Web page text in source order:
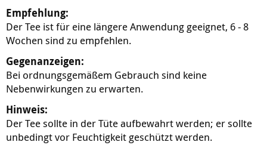
Empfehlung:
Der Tee ist für eine längere Anwendung geeignet, 6 - 8
Wochen sind zu empfehlen.
Gegenanzeigen:
Bei ordnungsgemäßem Gebrauch sind keine
Nebenwirkungen zu erwarten.
Hinweis:
Der Tee sollte in der Tüte aufbewahrt werden; er sollte
unbedingt vor Feuchtigkeit geschützt werden.